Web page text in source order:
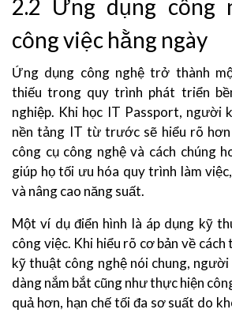
2.2 Ứng dụng công
công việc hằng ngày
Ứng dụng công nghệ trở thành
thiếu trong quy trình phát triển
nghiệp. Khi học IT Passport, người
nền tảng IT từ trước sẽ hiểu rõ hơn
công cụ công nghệ và cách chúng
giúp họ tối ưu hóa quy trình làm
và nâng cao năng suất.
Một ví dụ điển hình là áp dụng kỹ
công việc. Khi hiểu rõ cơ bản về
kỹ thuật công nghệ nói chung,
dàng nắm bắt cũng như thực hiện
quả hơn, hạn chế tối đa sơ suất do